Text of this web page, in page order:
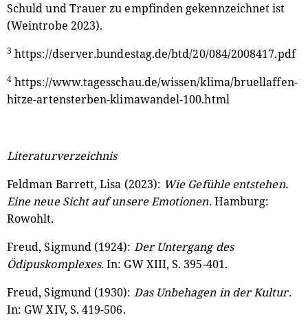
Schuld und Trauer zu empfinden gekennzeichnet ist
(Weintrobe 2023).
3 https://dserver.bundestag.de/btd/20/084/2008417.pdf
4 https://www.tagesschau.de/wissen/klima/bruellaffen-
hitze-artensterben-klimawandel-100.html
Literaturverzeichnis
Feldman Barrett, Lisa (2023): Wie Gefühle entstehen.
Eine neue Sicht auf unsere Emotionen.Hamburg:
Rowohlt.
Freud, Sigmund (1924): Der Untergang des
Ödipuskomplexes.In: GW XIII, S. 395-401.
Freud, Sigmund (1930): Das Unbehagen in der Kultur.
In: GW XIV, S. 419-506.